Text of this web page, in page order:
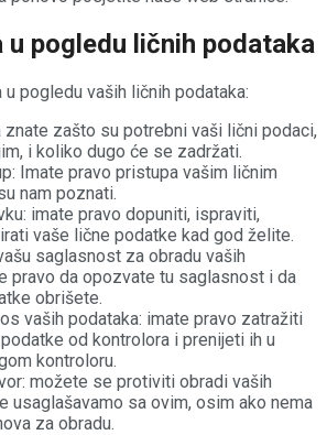
u pogledu ličnih podataka
pogledu vaših ličnih podataka:
znate zašto su potrebni vaši lični podaci,
i koliko dugo će se zadržati.
Imate pravo pristupa vašim ličnim
nam poznati.
imate pravo dopuniti, ispraviti,
vaše lične podatke kad god želite.
saglasnost za obradu vaših
pravo da opozvate tu saglasnost i da
obrišete.
vaših podataka: imate pravo zatražiti
od kontrolora i prenijeti ih u
kontroloru.
možete se protiviti obradi vaših
usaglašavamo sa ovim, osim ako nema
za obradu.